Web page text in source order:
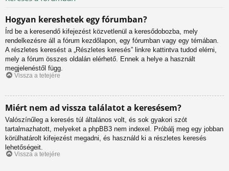
Hogyan kereshetek egy fórumban?
Írd be a keresendő kifejezést közvetlenül a keresődobozba, mely
rendelkezésre áll a fórum kezdőlapon, egy fórumban vagy egy témában.
A részletes keresést a „Részletes keresés” linkre kattintva tudod elérni,
mely a fórum összes oldalán elérhető. Ennek a helye a használt
megjelenéstől függ.
Vissza a tetejére
Miért nem ad vissza találatot a keresésem?
Valószínűleg a keresés túl általános volt, és sok gyakori szót
tartalmazhatott, melyeket a phpBB3 nem indexel. Próbálj meg egy jobban
körülhatárolt kifejezést megadni, és használd ki a részletes keresés
lehetőségeit.
Vissza a tetejére